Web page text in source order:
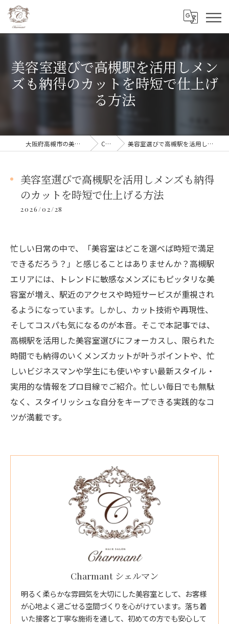
美容室選びで高槻駅を活用しメン
ズも納得のカットを時短で仕上げ
る方法
大阪府高槻市の美容室ならCharmant シェルマン COLUMN 美容室選びで高槻駅を活用しメンズも納得のカットを時短で仕上げる方法
美容室選びで高槻駅を活用しメンズも納得
のカットを時短で仕上げる方法
2026/02/28
忙しい日常の中で、「美容室はどこを選べば時短で満足
できるだろう？」と感じることはありませんか？高槻駅
エリアには、トレンドに敏感なメンズにもピッタリな美
容室が増え、駅近のアクセスや時短サービスが重視され
るようになっています。しかし、カット技術や再現性、
そしてコスパも気になるのが本音。そこで本記事では、
高槻駅を活用した美容室選びにフォーカスし、限られた
時間でも納得のいくメンズカットが叶うポイントや、忙
しいビジネスマンや学生にも使いやすい最新スタイル・
実用的な情報をプロ目線でご紹介。忙しい毎日でも無駄
なく、スタイリッシュな自分をキープできる実践的なコ
ツが満載です。
Charmant シェルマン
明るく柔らかな雰囲気を大切にした美容室として、お客様
が心地よく過ごせる空間づくりを心がけています。落ち着
いた接客と丁寧な施術を通して、初めての方でも安心して